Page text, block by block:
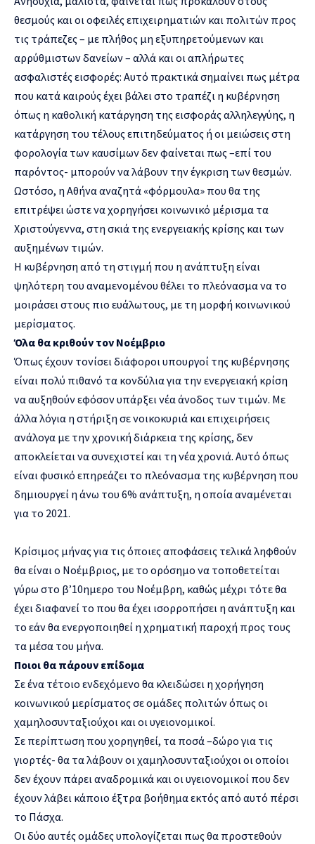
θεσμούς και οι οφειλές επιχειρηματιών και πολιτών προς
τις τράπεζες – με πλήθος μη εξυπηρετούμενων και
αρρύθμιστων δανείων – αλλά και οι απλήρωτες
ασφαλιστές εισφορές: Αυτό πρακτικά σημαίνει πως μέτρα
που κατά καιρούς έχει βάλει στο τραπέζι η κυβέρνηση
όπως η καθολική κατάργηση της εισφοράς αλληλεγγύης, η
κατάργηση του τέλους επιτηδεύματος ή οι μειώσεις στη
φορολογία των καυσίμων δεν φαίνεται πως –επί του
παρόντος- μπορούν να λάβουν την έγκριση των θεσμών.
Ωστόσο, η Αθήνα αναζητά «φόρμουλα» που θα της
επιτρέψει ώστε να χορηγήσει κοινωνικό μέρισμα τα
Χριστούγεννα, στη σκιά της ενεργειακής κρίσης και των
αυξημένων τιμών.
Η κυβέρνηση από τη στιγμή που η ανάπτυξη είναι
ψηλότερη του αναμενομένου θέλει το πλεόνασμα να το
μοιράσει στους πιο ευάλωτους, με τη μορφή κοινωνικού
μερίσματος.
Όλα θα κριθούν τον Νοέμβριο
Όπως έχουν τονίσει διάφοροι υπουργοί της κυβέρνησης
είναι πολύ πιθανό τα κονδύλια για την ενεργειακή κρίση
να αυξηθούν εφόσον υπάρξει νέα άνοδος των τιμών. Με
άλλα λόγια η στήριξη σε νοικοκυριά και επιχειρήσεις
ανάλογα με την χρονική διάρκεια της κρίσης, δεν
αποκλείεται να συνεχιστεί και τη νέα χρονιά. Αυτό όπως
είναι φυσικό επηρεάζει το πλεόνασμα της κυβέρνηση που
δημιουργεί η άνω του 6% ανάπτυξη, η οποία αναμένεται
για το 2021.
Κρίσιμος μήνας για τις όποιες αποφάσεις τελικά ληφθούν
θα είναι ο Νοέμβριος, με το ορόσημο να τοποθετείται
γύρω στο β’10ημερο του Νοέμβρη, καθώς μέχρι τότε θα
έχει διαφανεί το που θα έχει ισορροπήσει η ανάπτυξη και
το εάν θα ενεργοποιηθεί η χρηματική παροχή προς τους
τα μέσα του μήνα.
Ποιοι θα πάρουν επίδομα
Σε ένα τέτοιο ενδεχόμενο θα κλειδώσει η χορήγηση
κοινωνικού μερίσματος σε ομάδες πολιτών όπως οι
χαμηλοσυνταξιούχοι και οι υγειονομικοί.
Σε περίπτωση που χορηγηθεί, τα ποσά –δώρο για τις
γιορτές- θα τα λάβουν οι χαμηλοσυνταξιούχοι οι οποίοι
δεν έχουν πάρει αναδρομικά και οι υγειονομικοί που δεν
έχουν λάβει κάποιο έξτρα βοήθημα εκτός από αυτό πέρσι
το Πάσχα.
Οι δύο αυτές ομάδες υπολογίζεται πως θα προστεθούν